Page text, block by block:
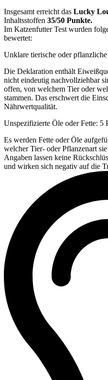
Insgesamt erreicht das Lucky
Inhaltsstoffen 35/50 Punkte.
Im Katzenfutter Test wurden
bewertet:
Unklare tierische oder
Die Deklaration enthält
nicht eindeutig nachvollziehbar
offen, von welchem Tier oder
stammen. Das erschwert die
Nährwertqualität.
Unspezifizierte Öle oder Fette: 5
Es werden Fette oder Öle
welcher Tier- oder Pflanzenart
Angaben lassen keine
und wirken sich negativ auf die